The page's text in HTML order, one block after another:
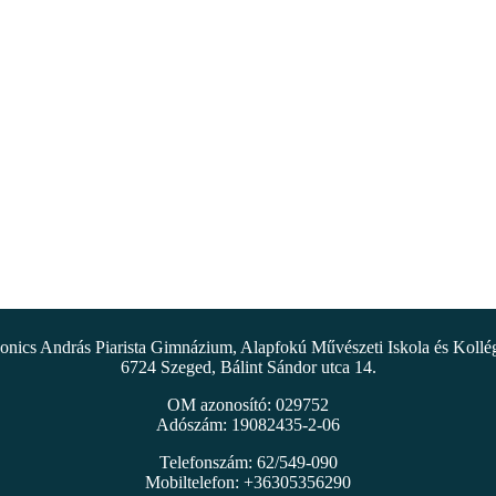
András Piarista Gimnázium, Alapfokú Művészeti Iskola és
6724 Szeged, Bálint Sándor utca 14.
OM azonosító: 029752
Adószám: 19082435-2-06
Telefonszám: 62/549-090
Mobiltelefon: +36305356290